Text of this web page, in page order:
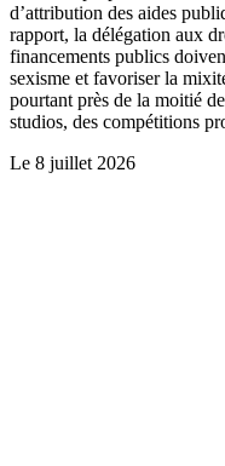
d’attribution des aides
rapport, la délégation aux
financements publics
sexisme et favoriser la
pourtant près de la moitié
studios, des compétitions
Le 8 juillet 2026